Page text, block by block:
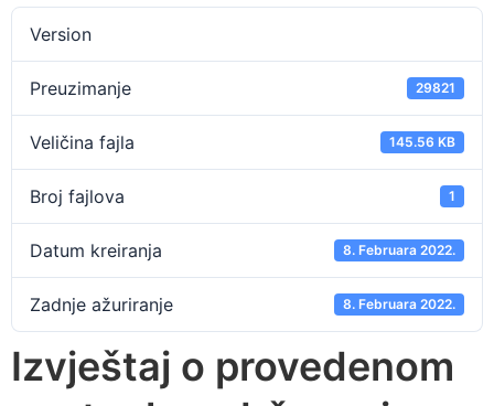
Version
Preuzimanje 29821
Veličina fajla 145.56 KB
Broj fajlova 1
Datum kreiranja 8. Februara 2022.
Zadnje ažuriranje 8. Februara 2022.
Izvještaj o provedenom